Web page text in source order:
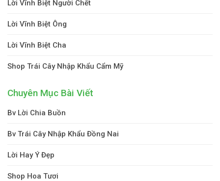
Lời Vĩnh Biệt Người Chết
Lời Vĩnh Biệt Ông
Lời Vĩnh Biệt Cha
Shop Trái Cây Nhập Khẩu Cẩm Mỹ
Chuyên Mục Bài Viết
Bv Lời Chia Buồn
Bv Trái Cây Nhập Khẩu Đồng Nai
Lời Hay Ý Đẹp
Shop Hoa Tươi